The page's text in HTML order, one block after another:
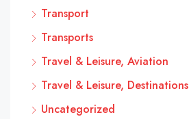
Transport
Transports
Travel & Leisure, Aviation
Travel & Leisure, Destinations
Uncategorized